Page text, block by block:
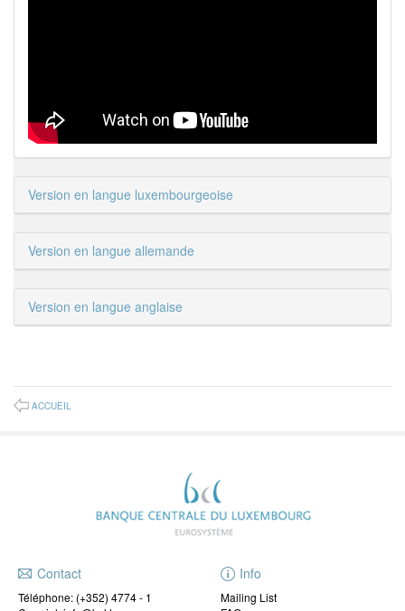
Version en langue luxembourgeoise
Version en langue allemande
Version en langue anglaise
ACCUEIL
Contact
Téléphone: (+352) 4774 - 1
Info
Mailing List